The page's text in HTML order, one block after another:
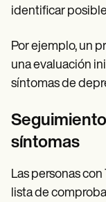
identificar
Por ejemplo, un
una evaluación
síntomas de
síntomas
Las personas
lista de